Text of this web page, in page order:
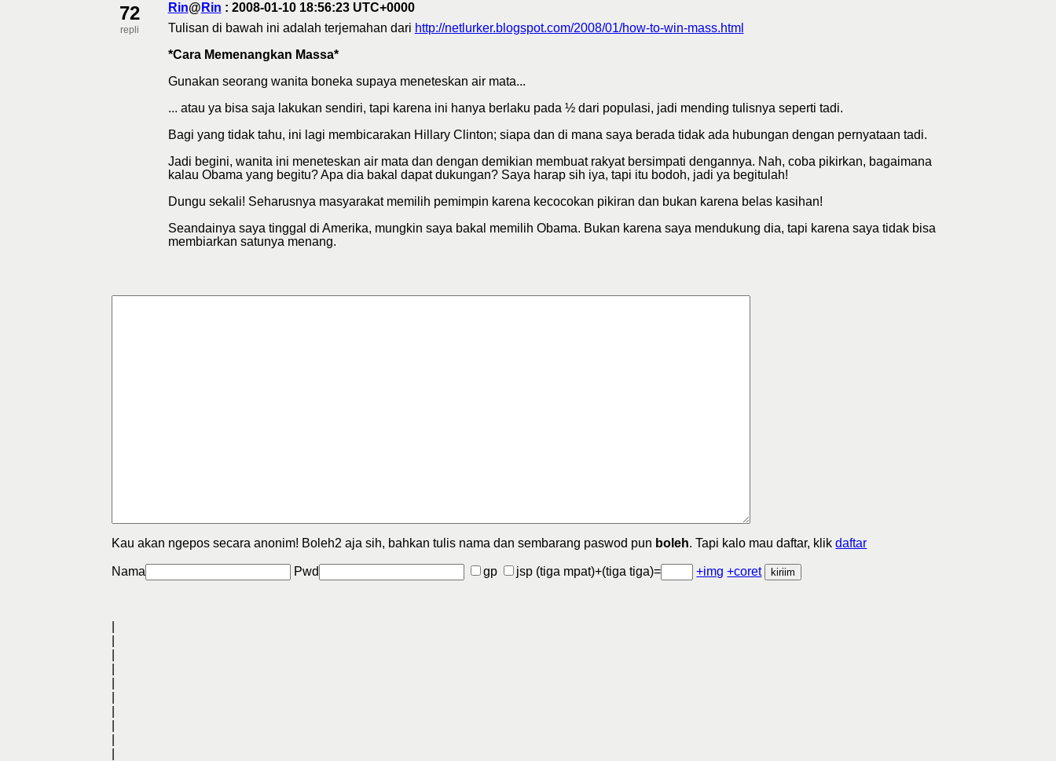
72
repli
Rin@ Rin : 2008-01-10 18:56:23 UTC+0000
Tulisan di bawah ini adalah terjemahan dari http://netlurker.blogspot.com/2008/01/how-to-win-mass.html
*Cara Memenangkan Massa*
Gunakan seorang wanita boneka supaya meneteskan air mata...
... atau ya bisa saja lakukan sendiri, tapi karena ini hanya berlaku pada ½ dari populasi, jadi mending tulisnya seperti tadi.
Bagi yang tidak tahu, ini lagi membicarakan Hillary Clinton; siapa dan di mana saya berada tidak ada hubungan dengan pernyataan tadi.
Jadi begini, wanita ini meneteskan air mata dan dengan demikian membuat rakyat bersimpati dengannya. Nah, coba pikirkan, bagaimana
kalau Obama yang begitu? Apa dia bakal dapat dukungan? Saya harap sih iya, tapi itu bodoh, jadi ya begitulah!
Dungu sekali! Seharusnya masyarakat memilih pemimpin karena kecocokan pikiran dan bukan karena belas kasihan!
Seandainya saya tinggal di Amerika, mungkin saya bakal memilih Obama. Bukan karena saya mendukung dia, tapi karena saya tidak bisa
membiarkan satunya menang.
Kau akan ngepos secara anonim! Boleh2 aja sih, bahkan tulis nama dan sembarang paswod pun boleh. Tapi kalo mau daftar, klikdaftar
Nama Pwd gp jsp (tiga mpat)+(tiga tiga)= +img +coret